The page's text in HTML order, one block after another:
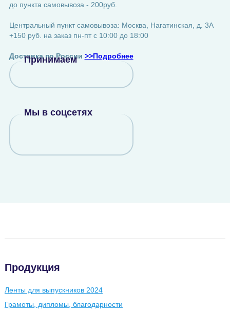
до пункта самовывоза - 200руб.
Центральный пункт самовывоза: Москва, Нагатинская, д. 3А
+150 руб. на заказ пн-пт с 10:00 до 18:00
Доставка по России >>Подробнее
Принимаем
Мы в соцсетях
Продукция
Ленты для выпускников 2024
Грамоты, дипломы, благодарности